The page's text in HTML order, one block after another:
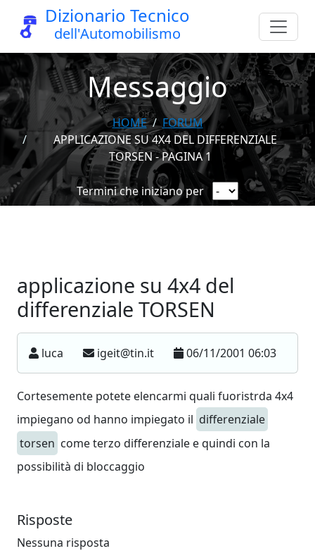
Dizionario Tecnico
dell'Automobilismo
Messaggio
HOME
FORUM
APPLICAZIONE SU 4X4 DEL DIFFERENZIALE
TORSEN - PAGINA 1
Termini che iniziano per
applicazione su 4x4 del
differenziale TORSEN
luca igeit@tin.it 06/11/2001 06:03
Cortesemente potete elencarmi quali fuoristrda 4x4
impiegano od hanno impiegato il differenziale
torsen come terzo differenziale e quindi con la
possibilità di bloccaggio
Risposte
Nessuna risposta